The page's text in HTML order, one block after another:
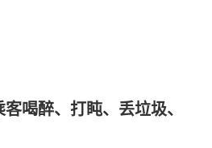
喝醉、打盹、丢垃圾、